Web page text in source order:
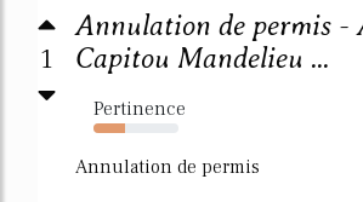
1
Annulation de permis -
Capitou Mandelieu ...
Pertinence
37%
Annulation de permis